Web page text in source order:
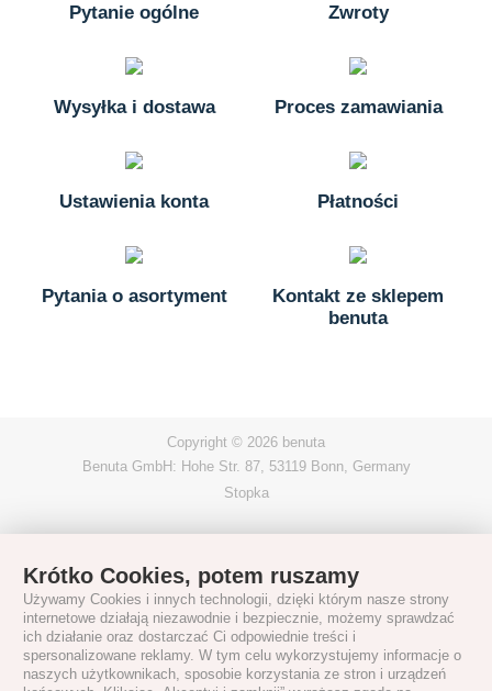
Pytanie ogólne Zwroty
Wysyłka i dostawa Proces zamawiania
Ustawienia konta Płatności
Pytania o asortyment
Kontakt ze sklepem
benuta
Copyright © 2026 benuta
Benuta GmbH: Hohe Str. 87, 53119 Bonn, Germany
Stopka
Krótko Cookies, potem ruszamy
Używamy Cookies i innych technologii, dzięki którym nasze strony
internetowe działają niezawodnie i bezpiecznie, możemy sprawdzać
ich działanie oraz dostarczać Ci odpowiednie treści i
spersonalizowane reklamy. W tym celu wykorzystujemy informacje o
naszych użytkownikach, sposobie korzystania ze stron i urządzeń